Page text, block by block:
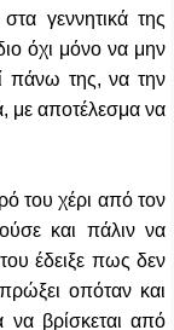
γεννητικά της
όχι μόνο να μην
πάνω της, να την
με αποτέλεσμα να
του χέρι από τον
και πάλιν να
έδειξε πως δεν
οπόταν και
να βρίσκεται από